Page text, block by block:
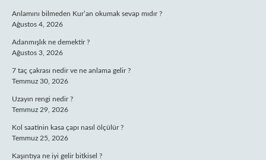
Anlamını bilmeden Kur’an okumak sevap mıdır ?
Ağustos 4, 2026
Adanmışlık ne demektir ?
Ağustos 3, 2026
7 taç çakrası nedir ve ne anlama gelir ?
Temmuz 30, 2026
Uzayın rengi nedir ?
Temmuz 29, 2026
Kol saatinin kasa çapı nasıl ölçülür ?
Temmuz 25, 2026
Kaşıntıya ne iyi gelir bitkisel ?